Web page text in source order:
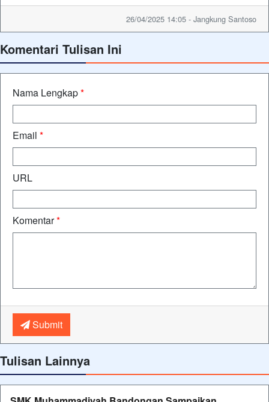
26/04/2025 14:05 - Jangkung Santoso
Komentari Tulisan Ini
Nama Lengkap*
Email *
URL
Komentar*
Submit
Tulisan Lainnya